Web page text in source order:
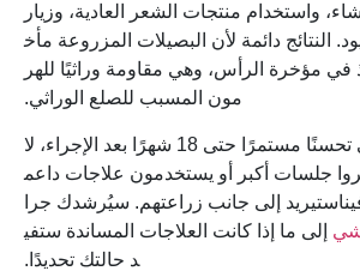
واستخدام منتجات الشعر العادية، وزيار
النتائج دائمة لأن البصيلات المزروعة مأخ
مؤخرة الرأس، وهي مقاومة وراثيًا للهر
مون المسبب للصلع الوراثي.
يرى بعض المرضى تحسنًا مستمرًا حتى 18 شهرًا بعد الإجراء، لا
جلسات أكبر أو يستخدمون علاجات داعم
إلى جانب زراعتهم. سيُرشدك جرا
إلى ما إذا كانت العلاجات المساندة ستفي
د حالتك تحديدًا.